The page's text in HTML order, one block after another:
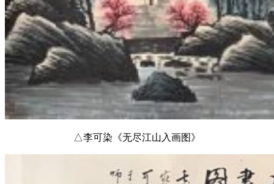
△李可染《无尽江山入画图》